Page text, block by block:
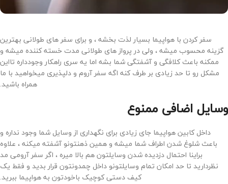
سفر کردن با هواپیما بسیار لذت بخشه ، و برای سفر های طولانی بهترین
گزینه محسوب میشه ، ولی در پرواز های طولانی مدت خسته کننده میشه و
ممکنه باعث کلافگی و آشفتگی شما بشه اما یه سری راهکار وجودداره تااین
مشکل رو تا حد زیادی بر طرف کنه اگه سفر آروم و دلپذیری میخواهید با ما
همراه باشید.
وسایل اضافی ممنوع
داخل کابین هواپیما جای زیادی برای نگهداری از وسایل شما وجود نداره و
باعث شلوغ شدن اطراف شما میشه و همین ذهنتونو آشفته میکنه ، علاوه
براینا احتمال دزدیده شدن وسایلتون هم بالا میره ، اگر سفر آرومی مد
نظردارید تا حد امکان تمام وسایلتونو داخل چمدونتون قرار بدید و فقط یک
کیف دستی کوچیک باخودتون به هواپیما ببرید.